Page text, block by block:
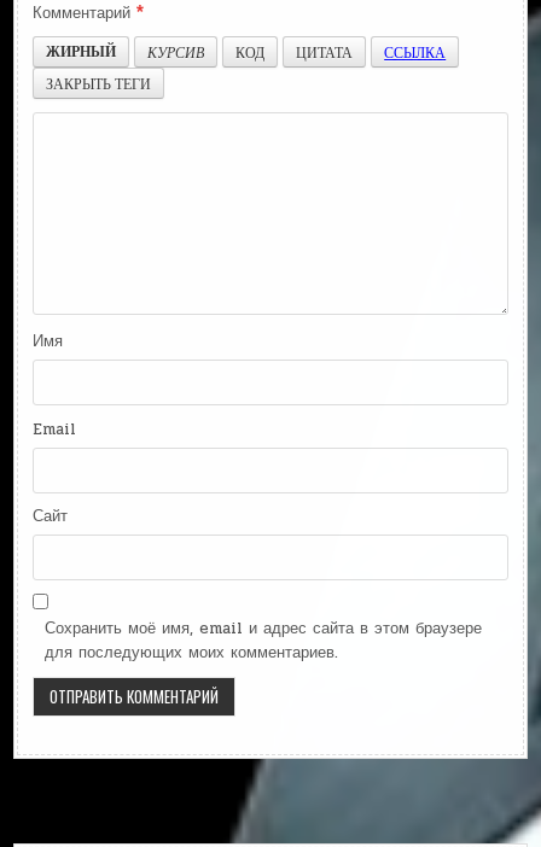
Комментарий*
ЖИРНЫЙ
КУРСИВ КОД ЦИТАТА
ССЫЛКА
ЗАКРЫТЬ ТЕГИ
Имя
Email
Сайт
Сохранить моё имя, email и адрес сайта в этом браузере
для последующих моих комментариев.